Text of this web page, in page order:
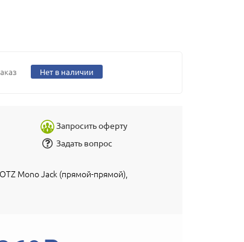
Нет в наличии
Запросить оферту
Задать вопрос
Mono Jack (прямой-прямой),